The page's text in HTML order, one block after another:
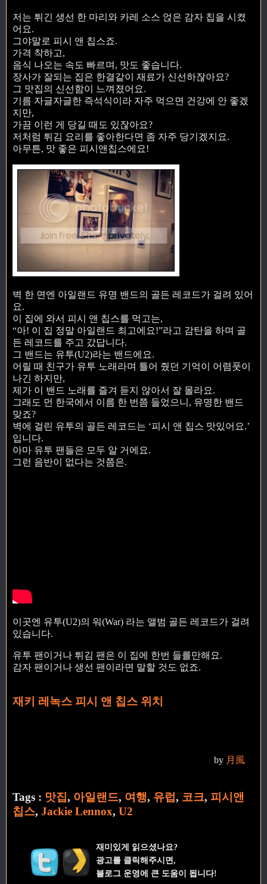
저는 튀긴 생선 한 마리와 카레 소스 얹은 감자 칩을 시켰
어요.
그야말로 피시 앤 칩스죠.
가격 착하고,
음식 나오는 속도 빠르며, 맛도 좋습니다.
장사가 잘되는 집은 한결같이 재료가 신선하잖아요?
그 맛집의 신선함이 느껴졌어요.
기름 자글자글한 즉석식이라 자주 먹으면 건강에 안 좋겠
지만,
가끔 이런 게 당길 때도 있잖아요?
저처럼 튀김 요리를 좋아한다면 좀 자주 당기겠지요.
아무튼, 맛 좋은 피시앤칩스에요!
벽 한 면엔 아일랜드 유명 밴드의 골든 레코드가 걸려 있어
요.
이 집에 와서 피시 앤 칩스를 먹고는,
“아! 이 집 정말 아일랜드 최고에요!”라고 감탄을 하며 골
든 레코드를 주고 갔답니다.
그 밴드는 유투(U2)라는 밴드에요.
어릴 때 친구가 유투 노래라며 틀어 줬던 기억이 어렴풋이
나긴 하지만,
제가 이 밴드 노래를 즐겨 듣지 않아서 잘 몰라요.
그래도 먼 한국에서 이름 한 번쯤 들었으니, 유명한 밴드
맞죠?
벽에 걸린 유투의 골든 레코드는 ‘피시 앤 칩스 맛있어요.’
입니다.
아마 유투 팬들은 모두 알 거에요.
그런 음반이 없다는 것쯤은.
이곳엔 유투(U2)의 워(War) 라는 앨범 골든 레코드가 걸려
있습니다.
유투 팬이거나 튀김 팬은 이 집에 한번 들를만해요.
감자 팬이거나 생선 팬이라면 말할 것도 없죠.
재키 레녹스 피시 앤 칩스 위치
by 月風
Tags : 맛집, 아일랜드, 여행, 유럽, 코크, 피시앤
칩스, Jackie Lennox, U2
재미있게 읽으셨나요?
광고를 클릭해주시면,
블로그 운영에 큰 도움이 됩니다!